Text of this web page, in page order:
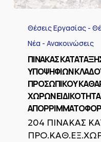
ΚΑΤΑΤΑΞΗΣ
ΒΑΘΜΟΛΟΓΙΑΣ
ΥΠΟΨΗΦΙΩΝ
ΚΛΑΔΟΥ
ΕΙΔΙΚΟΤΗΤΑΣ
ΠΡΟΣΩΠΙΚΟΥ
ΚΑΘΑΡΙΟΤΗΤΑΣ
ΕΞΩΤΕΡΙΚΩΝ
ΧΩΡΩΝ
ΕΙΔΙΚΟΤΗΤΑΣ
Θέσεις Εργασίας -
Νέα - Ανακοινώσεις
ΠΙΝΑΚΑΣ
ΥΠΟΨΗΦΙΩΝ
ΠΡΟΣΩΠΙΚΟΥ
ΧΩΡΩΝ
204 ΠΙΝΑΚΑΣ